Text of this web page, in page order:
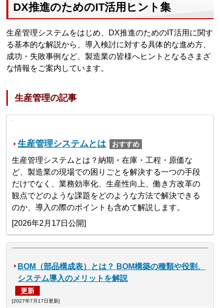
DX推進のためのIT活用ヒント集
生産管理システムをはじめ、DX推進のためのIT活用に関す
る基本的な解説から、導入検討に対する具体的な進め方、
成功・失敗事例など、製造業の皆様へヒントとなるさまざ
な情報をご案内しています。
生産管理の記事
生産管理システムとは おすすめ
生産管理システムとは？納期・在庫・工程・原価な
ど、製造業の現場での困りごとを解決する一つの手段
だけでなく、業務効率化、生産性向上、働き方改革の
観点でどのような課題をどのような方法で解決できる
のか、導入の際のポイントも含めて解説します。
[2026年2月17日公開]
BOM（部品構成表）とは？ BOM構築の種類や役割、
システム導入のメリットを解説
更新
[2027年7月17日更新]